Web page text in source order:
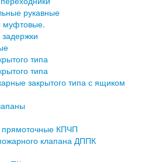
рукавные
муфтовые.
типа
типа
закрытого типа с ящиком
КПЧП
клапана ДППК